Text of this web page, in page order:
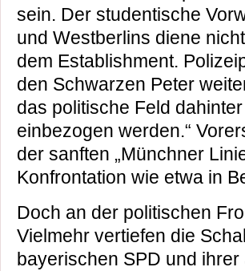
sein. Der studentische
und Westberlins diene
dem Establishment.
den Schwarzen Peter
das politische Feld
einbezogen werden.“
der sanften „Münchner
Konfrontation wie etwa in
Doch an der politischen
Vielmehr vertiefen die
bayerischen SPD und